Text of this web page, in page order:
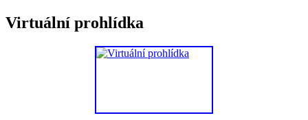
Virtuální prohlídka